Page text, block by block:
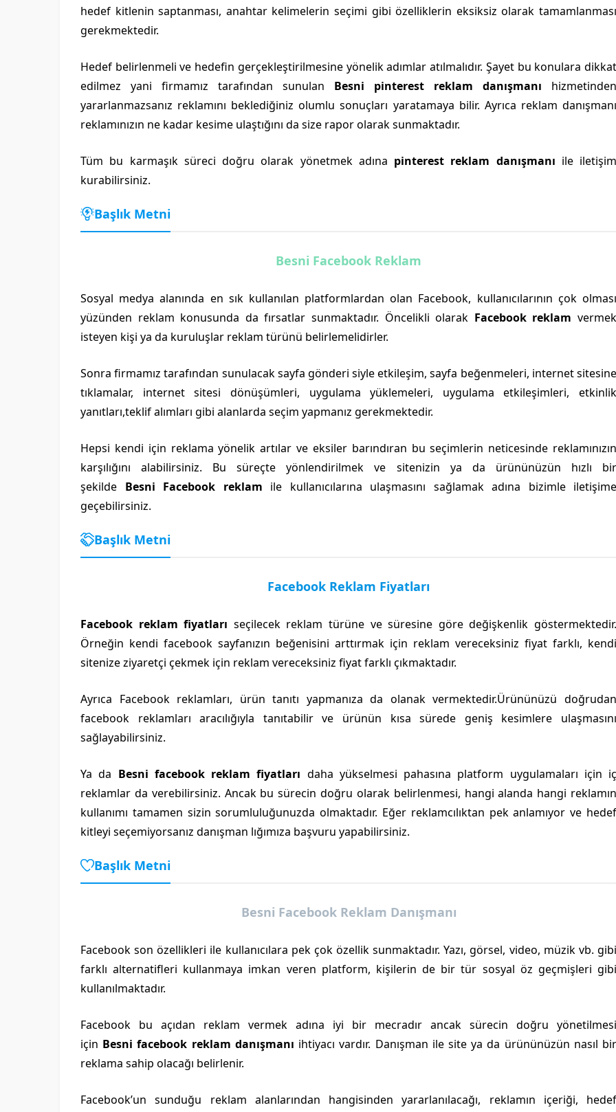
hedef kitlenin saptanması, anahtar kelimelerin seçimi gibi özelliklerin eksiksiz olarak tamamlanması
gerekmektedir.
Hedef belirlenmeli ve hedefin gerçekleştirilmesine yönelik adımlar atılmalıdır. Şayet bu konulara dikkat
edilmez yani firmamız tarafından sunulan Besni pinterest reklam danışmanı hizmetinden
yararlanmazsanız reklamını beklediğiniz olumlu sonuçları yaratamaya bilir. Ayrıca reklam danışmanı
reklamınızın ne kadar kesime ulaştığını da size rapor olarak sunmaktadır.
Tüm bu karmaşık süreci doğru olarak yönetmek adına pinterest reklam danışmanı ile iletişim
kurabilirsiniz.
Başlık Metni
Besni Facebook Reklam
Sosyal medya alanında en sık kullanılan platformlardan olan Facebook, kullanıcılarının çok olması
yüzünden reklam konusunda da fırsatlar sunmaktadır. Öncelikli olarak Facebook reklam vermek
isteyen kişi ya da kuruluşlar reklam türünü belirlemelidirler.
Sonra firmamız tarafından sunulacak sayfa gönderi siyle etkileşim, sayfa beğenmeleri, internet sitesine
tıklamalar, internet sitesi dönüşümleri, uygulama yüklemeleri, uygulama etkileşimleri, etkinlik
yanıtları,teklif alımları gibi alanlarda seçim yapmanız gerekmektedir.
Hepsi kendi için reklama yönelik artılar ve eksiler barındıran bu seçimlerin neticesinde reklamınızın
karşılığını alabilirsiniz. Bu süreçte yönlendirilmek ve sitenizin ya da ürününüzün hızlı bir
şekilde Besni Facebook reklam ile kullanıcılarına ulaşmasını sağlamak adına bizimle iletişime
geçebilirsiniz.
Başlık Metni
Facebook Reklam Fiyatları
Facebook reklam fiyatları seçilecek reklam türüne ve süresine göre değişkenlik göstermektedir.
Örneğin kendi facebook sayfanızın beğenisini arttırmak için reklam vereceksiniz fiyat farklı, kendi
sitenize ziyaretçi çekmek için reklam vereceksiniz fiyat farklı çıkmaktadır.
Ayrıca Facebook reklamları, ürün tanıtı yapmanıza da olanak vermektedir.Ürününüzü doğrudan
facebook reklamları aracılığıyla tanıtabilir ve ürünün kısa sürede geniş kesimlere ulaşmasını
sağlayabilirsiniz.
Ya da Besni facebook reklam fiyatları daha yükselmesi pahasına platform uygulamaları için iç
reklamlar da verebilirsiniz. Ancak bu sürecin doğru olarak belirlenmesi, hangi alanda hangi reklamın
kullanımı tamamen sizin sorumluluğunuzda olmaktadır. Eğer reklamcılıktan pek anlamıyor ve hedef
kitleyi seçemiyorsanız danışman lığımıza başvuru yapabilirsiniz.
Başlık Metni
Besni Facebook Reklam Danışmanı
Facebook son özellikleri ile kullanıcılara pek çok özellik sunmaktadır. Yazı, görsel, video, müzik vb. gibi
farklı alternatifleri kullanmaya imkan veren platform, kişilerin de bir tür sosyal öz geçmişleri gibi
kullanılmaktadır.
Facebook bu açıdan reklam vermek adına iyi bir mecradır ancak sürecin doğru yönetilmesi
için Besni facebook reklam danışmanı ihtiyacı vardır. Danışman ile site ya da ürününüzün nasıl bir
reklama sahip olacağı belirlenir.
Facebook’un sunduğu reklam alanlarından hangisinden yararlanılacağı, reklamın içeriği, hedef